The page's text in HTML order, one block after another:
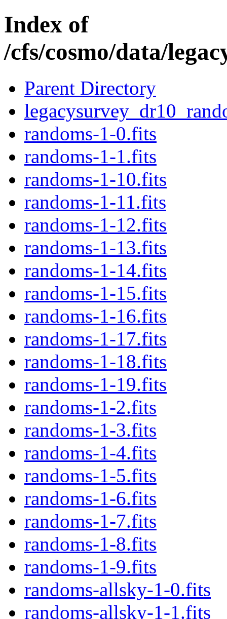
Index of
/cfs/cosmo/data/
Parent Directory
randoms-1-0.fits
randoms-1-1.fits
randoms-1-10.fits
randoms-1-11.fits
randoms-1-12.fits
randoms-1-13.fits
randoms-1-14.fits
randoms-1-15.fits
randoms-1-16.fits
randoms-1-17.fits
randoms-1-18.fits
randoms-1-19.fits
randoms-1-2.fits
randoms-1-3.fits
randoms-1-4.fits
randoms-1-5.fits
randoms-1-6.fits
randoms-1-7.fits
randoms-1-8.fits
randoms-1-9.fits
randoms-allsky-1-0.fits
randoms-allsky-1-1.fits